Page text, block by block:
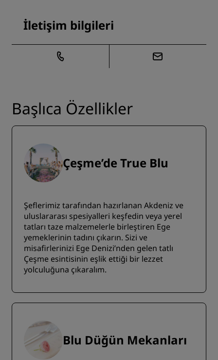
İletişim bilgileri
Başlıca Özellikler
Çeşme’de True Blu
Şeflerimiz tarafından hazırlanan Akdeniz ve
uluslararası spesiyalleri keşfedin veya yerel
tatları taze malzemelerle birleştiren Ege
yemeklerinin tadını çıkarın. Sizi ve
misafirlerinizi Ege Denizi’nden gelen tatlı
Çeşme esintisinin eşlik ettiği bir lezzet
yolculuğuna çıkaralım.
Blu Düğün Mekanları